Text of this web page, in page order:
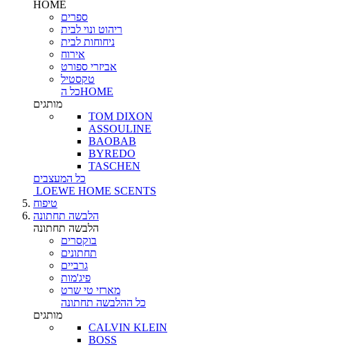
HOME
ספרים
ריהוט ונוי לבית
ניחוחות לבית
אירוח
אביזרי ספורט
טקסטיל
כל הHOME
מותגים
TOM DIXON
ASSOULINE
BAOBAB
BYREDO
TASCHEN
כל המעצבים
LOEWE HOME SCENTS
טיפוח
הלבשה תחתונה
הלבשה תחתונה
בוקסרים
תחתונים
גרביים
פיג'מות
מארזי טי שרט
כל ההלבשה תחתונה
מותגים
CALVIN KLEIN
BOSS